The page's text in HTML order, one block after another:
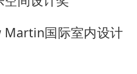
Martin国际室内设计